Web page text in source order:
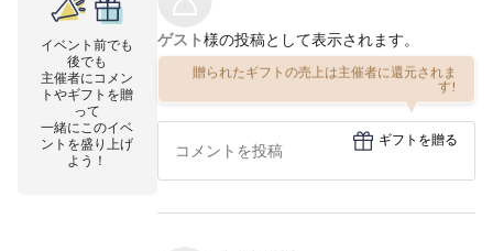
イベント前でも
後でも
主催者にコメン
トやギフトを贈
って
一緒にこのイベ
ントを盛り上げ
よう！
ゲスト様の投稿として表示されます。
贈られたギフトの売上は主催者に還元されま
す!
ギフトを贈る